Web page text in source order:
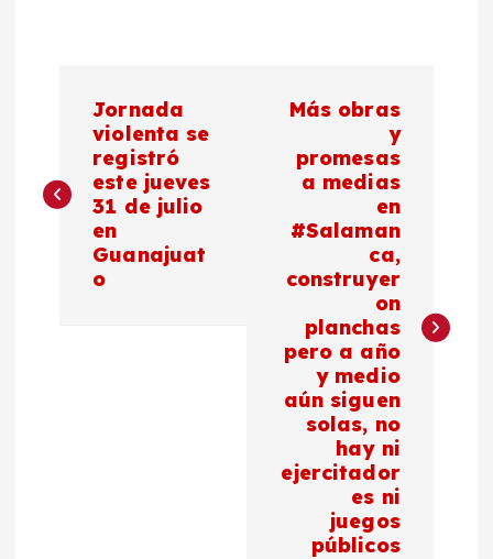
v
Jornada
violenta se
registró
este jueves
31 de julio
en
Guanajuat
o
Más obras
y
promesas
a medias
en
#Salaman
ca,
construyer
on
planchas
pero a año
y medio
aún siguen
solas, no
hay ni
ejercitador
es ni
juegos
públicos